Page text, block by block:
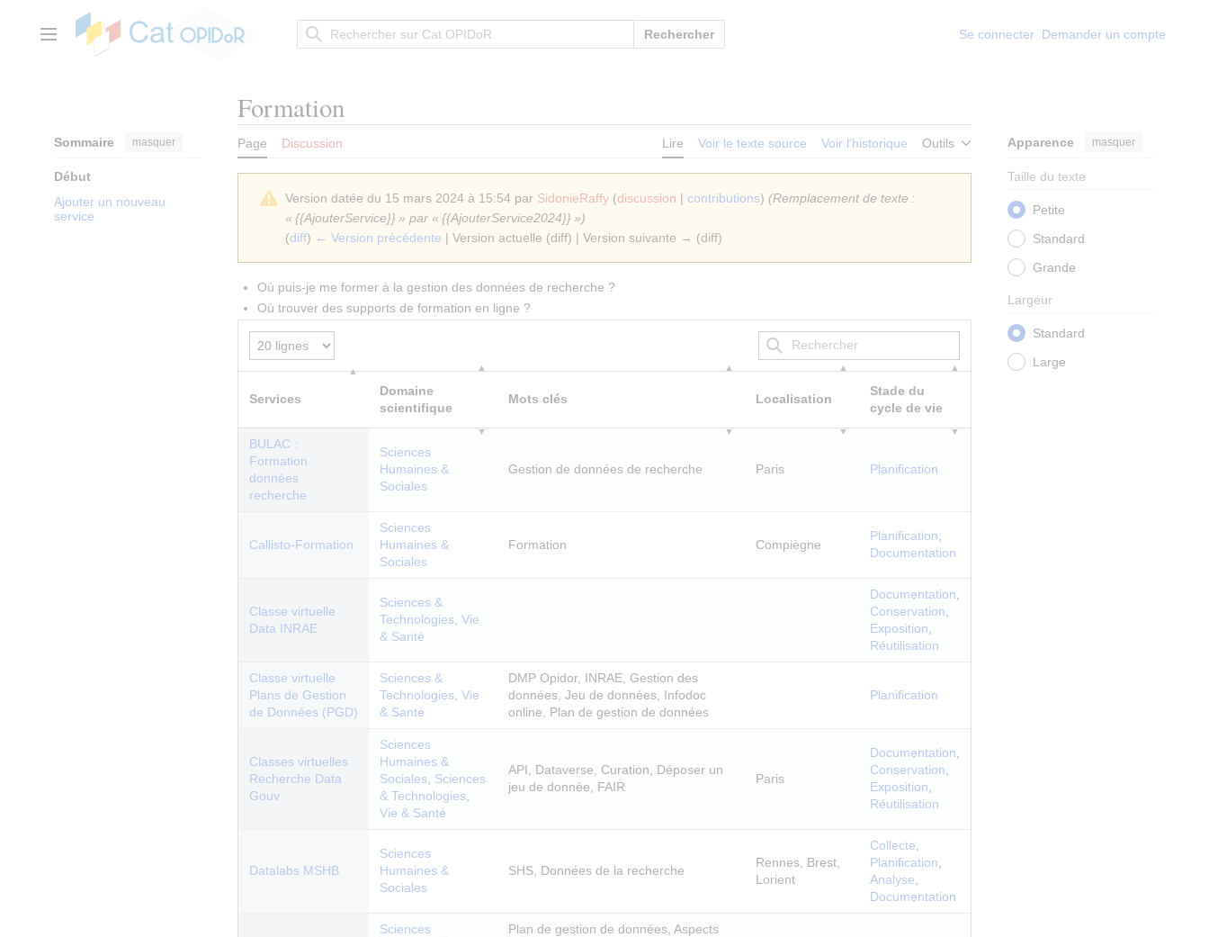
contenuMenu principal Rechercher Se connecter Demander un compte
Sommaire masquer
Début
Ajouter un nouveau
service
Formation
Page Discussion Lire Voir le texte source Voir l’historique Outils Apparence masquer
Taille du texte
Petite
Standard
Grande
Largeur
Standard
Large
Version datée du 15 mars 2024 à 15:54 par SidonieRaffy (discussion | contributions) (Remplacement de texte :
« {{AjouterService}} » par « {{AjouterService2024}} »)
(diff) ← Version précédente | Version actuelle (diff) | Version suivante → (diff)
Où puis-je me former à la gestion des données de recherche ?
Où trouver des supports de formation en ligne ?
Services
Domaine
scientifique
Mots clés Localisation
Stade du
cycle de vie
BULAC :
Formation
données
recherche
Sciences
Humaines &
Sociales
Gestion de données de recherche Paris Planification
Callisto-Formation
Sciences
Humaines &
Sociales
Formation Compiègne
Planification
Documentation
Classe virtuelle
Data INRAE
Sciences &
Technologies Vie
& Santé
Documentation
Conservation
Exposition
Réutilisation
Classe virtuelle
Plans de Gestion
de Données (PGD)
Sciences &
Technologies Vie
& Santé
DMP Opidor, INRAE, Gestion des
données, Jeu de données, Infodoc
online, Plan de gestion de données
Planification
Classes virtuelles
Recherche Data
Gouv
Sciences
Humaines &
Sociales Sciences
& Technologies
Vie & Santé
API, Dataverse, Curation, Déposer un
jeu de donnée, FAIR
Paris
Documentation
Conservation
Exposition
Réutilisation
Datalabs MSHB
Sciences
Humaines &
Sociales
SHS, Données de la recherche
Rennes, Brest,
Lorient
Collecte
Planification
Analyse
Documentation
Sciences
Plan de gestion de données, Aspects